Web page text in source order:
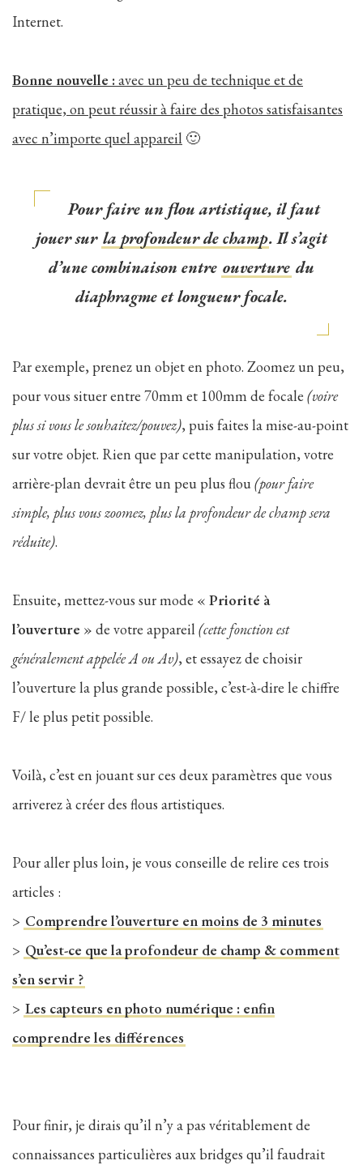
Internet.
Bonne nouvelle :avec un peu de technique et de
pratique, on peut réussir à faire des photos satisfaisantes
avec n’importe quel appareil 🙂
Pour faire un flou artistique, il faut
jouer sur la profondeur de champ. Il s’agit
d’une combinaison entre ouverture du
diaphragme et longueur focale.
Par exemple, prenez un objet en photo. Zoomez un peu,
pour vous situer entre 70mm et 100mm de focale (voire
plus si vous le souhaitez/pouvez), puis faites la mise-au-point
sur votre objet. Rien que par cette manipulation, votre
arrière-plan devrait être un peu plus flou(pour faire
simple, plus vous zoomez, plus la profondeur de champ sera
réduite).
Ensuite, mettez-vous sur mode « Priorité à
l’ouverture » de votre appareil (cette fonction est
généralement appelée A ou Av), et essayez de choisir
l’ouverture la plus grande possible, c’est-à-dire le chiffre
F/ le plus petit possible.
Voilà, c’est en jouant sur ces deux paramètres que vous
arriverez à créer des flous artistiques.
Pour aller plus loin, je vous conseille de relire ces trois
articles :
> Comprendre l’ouverture en moins de 3 minutes
> Qu’est-ce que la profondeur de champ & comment
s’en servir ?
> Les capteurs en photo numérique : enfin
comprendre les différences
Pour finir, je dirais qu’il n’y a pas véritablement de
connaissances particulières aux bridges qu’il faudrait